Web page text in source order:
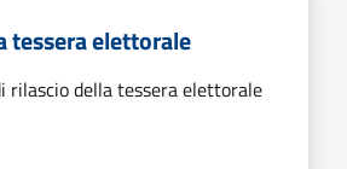
tessera elettorale
rilascio della tessera elettorale